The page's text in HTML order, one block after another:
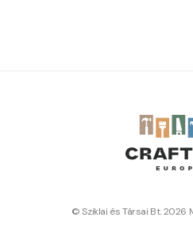
© Sziklai és Társai Bt. 2026